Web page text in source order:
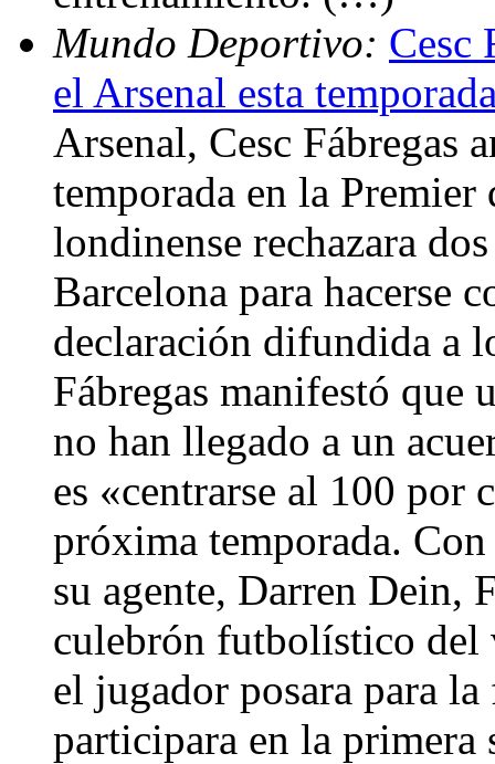
Mundo Deportivo: Cesc
el Arsenal esta
Arsenal, Cesc Fábregas
temporada en la Premier
londinense rechazara
Barcelona para hacerse
declaración difundida a
Fábregas manifestó que
no han llegado a un
es «centrarse al 100 por
próxima temporada. Con
su agente, Darren Dein,
culebrón futbolístico del
el jugador posara para
participara en la